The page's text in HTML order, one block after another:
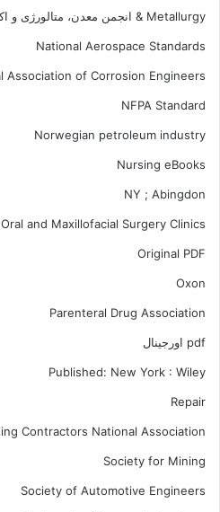
Metallurgy & انجمن معدن، متالورژی و اکتشاف
National Aerospace Standards
Association of Corrosion Engineers
NFPA Standard
Norwegian petroleum industry
Nursing eBooks
NY ; Abingdon
Oral and Maxillofacial Surgery Clinics
Original PDF
Oxon
Parenteral Drug Association
pdf اورجینال
Published: New York : Wiley
Repair
Contractors National Association
Society for Mining
Society of Automotive Engineers